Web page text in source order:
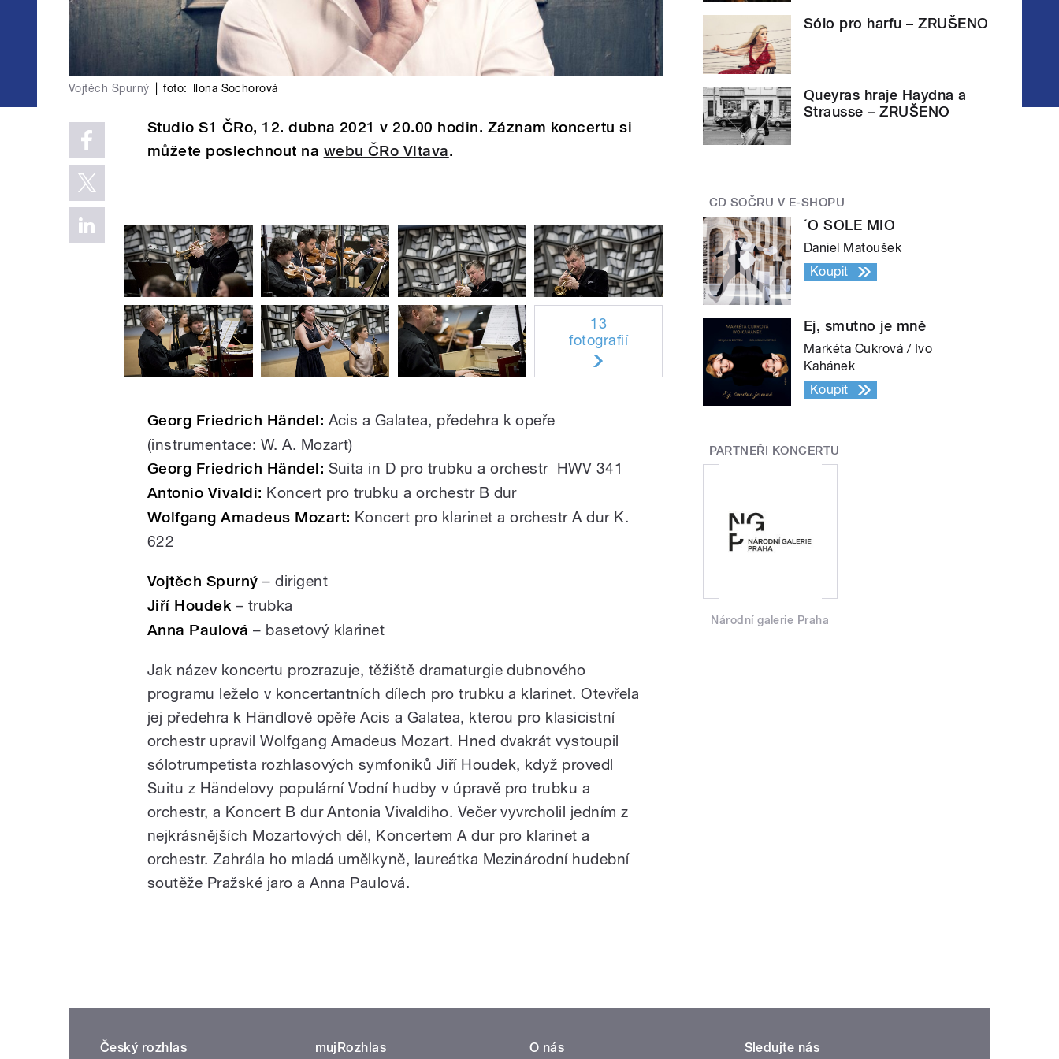
Vojtěch Spurný foto: Ilona Sochorová
Studio S1 ČRo, 12. dubna 2021 v 20.00 hodin. Záznam koncertu si
můžete poslechnout na webu ČRo Vltava.
13
fotografií
Georg Friedrich Händel: Acis a Galatea, předehra k opeře
(instrumentace: W. A. Mozart)
Georg Friedrich Händel: Suita in D pro trubku a orchestr HWV 341
Antonio Vivaldi: Koncert pro trubku a orchestr B dur
Wolfgang Amadeus Mozart: Koncert pro klarinet a orchestr A dur K.
622
Vojtěch Spurný– dirigent
Jiří Houdek – trubka
Anna Paulová – basetový klarinet
Jak název koncertu prozrazuje, těžiště dramaturgie dubnového
programu leželo v koncertantních dílech pro trubku a klarinet. Otevřela
jej předehra k Händlově opěře Acis a Galatea, kterou pro klasicistní
orchestr upravil Wolfgang Amadeus Mozart. Hned dvakrát vystoupil
sólotrumpetista rozhlasových symfoniků Jiří Houdek, když provedl
Suitu z Händelovy populární Vodní hudby v úpravě pro trubku a
orchestr, a Koncert B dur Antonia Vivaldiho. Večer vyvrcholil jedním z
nejkrásnějších Mozartových děl, Koncertem A dur pro klarinet a
orchestr. Zahrála ho mladá umělkyně, laureátka Mezinárodní hudební
soutěže Pražské jaro a Anna Paulová.
Sólo pro harfu – ZRUŠENO
Queyras hraje Haydna a
Strausse – ZRUŠENO
CD SOČRU V E-SHOPU
´O SOLE MIO
Daniel Matoušek
Koupit
Ej, smutno je mně
Markéta Cukrová / Ivo
Kahánek
Koupit
PARTNEŘI KONCERTU
Národní galerie Praha
Český rozhlas mujRozhlas O nás Sledujte nás